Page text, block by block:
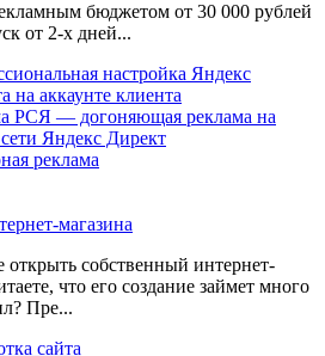
бюджетом от 30 000 рублей
от 2-х дней...
настройка Яндекс
на аккаунте клиента
РСЯ — догоняющая реклама на
сети Яндекс Директ
реклама
магазина
открыть собственный интернет-
что его создание займет много
Пре...
сайта